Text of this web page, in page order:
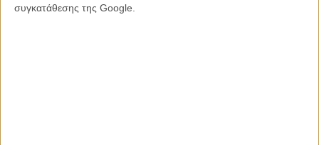
συγκατάθεσης της Google.